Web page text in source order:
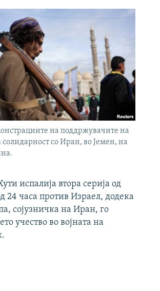
на поддржувачите на
солидарност со Иран, во Јемен, на
испалија втора серија од
24 часа против Израел, додека
сојузничка на Иран, го
учество во војната на